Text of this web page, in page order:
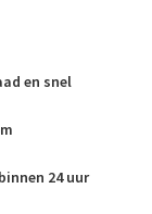
en snel
24 uur